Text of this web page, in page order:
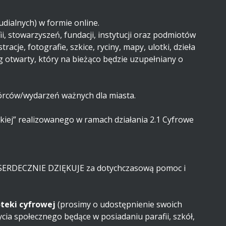
w formie online.
stowarzyszeń, fundacji, instytucji oraz podmiotów
fotografie, szkice, ryciny, mapy, ulotki, dzieła
który na bieżąco będzie uzupełniany o
wydarzeń ważnych dla miasta.
realizowanego w ramach działania 2.1 Cyfrowe
DZIĘKUJE za dotychczasową pomoc i
cyfrowej (prosimy o udostępnienie swoich
społecznego będące w posiadaniu parafii, szkół,